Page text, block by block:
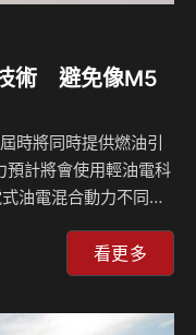
術 避免像M5
時將同時提供燃油引
預計將會使用輕油電科
油電混合動力不同，
於額外的重量，48V可
性和駕駛樂趣，為車
看更多